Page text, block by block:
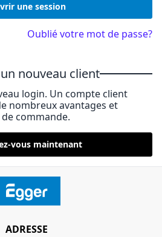
une session
Oublié votre mot de passe?
nouveau client
login. Un compte client
nombreux avantages et
commande.
vous maintenant
ADRESSE